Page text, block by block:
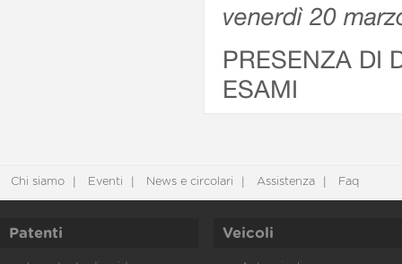
venerdì 20
PRESENZA DI
ESAMI
Chi siamo Eventi News e circolari Assistenza Faq
Patenti Veicoli